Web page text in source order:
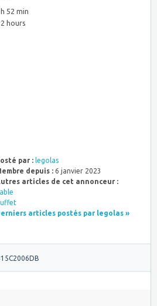
52 min
hours
par : legolas
depuis : 6 janvier 2023
articles de cet annonceur :
articles postés par legolas »